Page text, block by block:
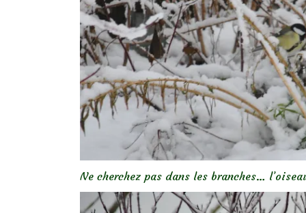
Ne cherchez pas dans les branches…